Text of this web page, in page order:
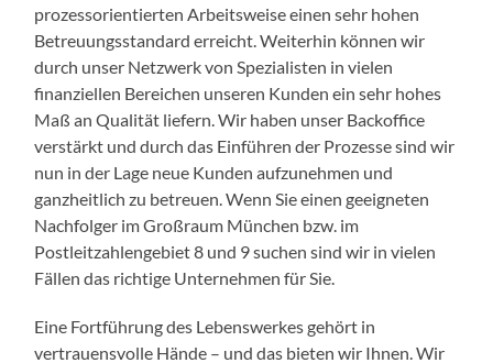
prozessorientierten Arbeitsweise einen sehr hohen
Betreuungsstandard erreicht. Weiterhin können wir
durch unser Netzwerk von Spezialisten in vielen
finanziellen Bereichen unseren Kunden ein sehr hohes
Maß an Qualität liefern. Wir haben unser Backoffice
verstärkt und durch das Einführen der Prozesse sind wir
nun in der Lage neue Kunden aufzunehmen und
ganzheitlich zu betreuen. Wenn Sie einen geeigneten
Nachfolger im Großraum München bzw. im
Postleitzahlengebiet 8 und 9 suchen sind wir in vielen
Fällen das richtige Unternehmen für Sie.
Eine Fortführung des Lebenswerkes gehört in
vertrauensvolle Hände – und das bieten wir Ihnen. Wir